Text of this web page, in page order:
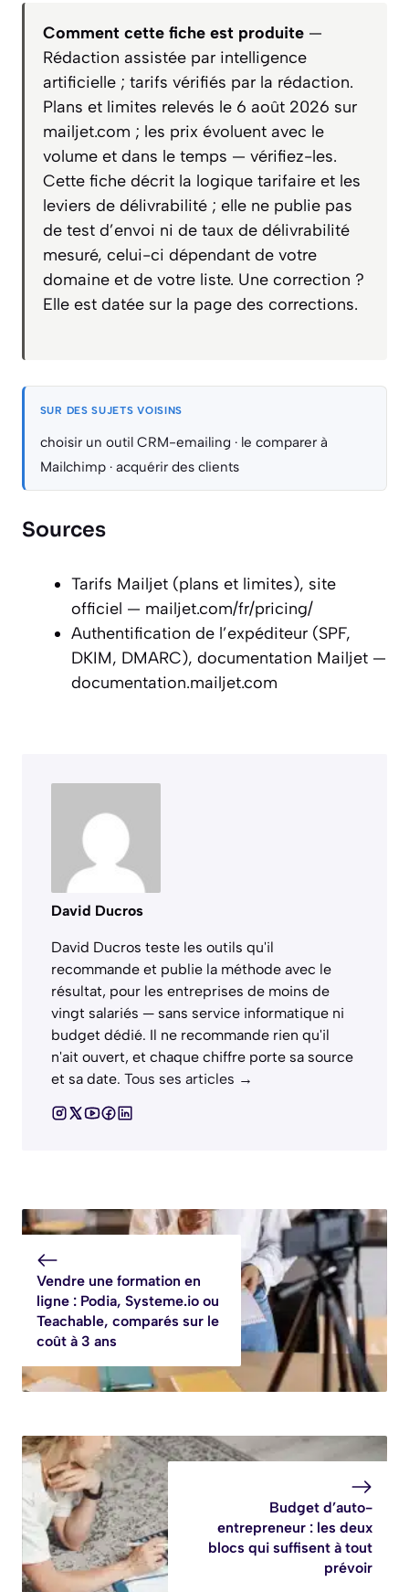
Comment cette fiche est produite —
Rédaction assistée par intelligence
artificielle ; tarifs vérifiés par la rédaction.
Plans et limites relevés le 6 août 2026 sur
mailjet.com ; les prix évoluent avec le
volume et dans le temps — vérifiez-les.
Cette fiche décrit la logique tarifaire et les
leviers de délivrabilité ; elle ne publie pas
de test d’envoi ni de taux de délivrabilité
mesuré, celui-ci dépendant de votre
domaine et de votre liste. Une correction ?
Elle est datée sur la page des corrections.
SUR DES SUJETS VOISINS
choisir un outil CRM-emailing · le comparer à
Mailchimp· acquérir des clients
Sources
Tarifs Mailjet (plans et limites), site
officiel — mailjet.com/fr/pricing/
Authentification de l’expéditeur (SPF,
DKIM, DMARC), documentation Mailjet —
documentation.mailjet.com
David Ducros
David Ducros teste les outils qu'il
recommande et publie la méthode avec le
résultat, pour les entreprises de moins de
vingt salariés — sans service informatique ni
budget dédié. Il ne recommande rien qu'il
n'ait ouvert, et chaque chiffre porte sa source
et sa date. Tous ses articles →
Vendre une formation en
ligne : Podia, Systeme.io ou
Teachable, comparés sur le
coût à 3 ans
Budget d’auto-
entrepreneur : les deux
blocs qui suffisent à tout
prévoir